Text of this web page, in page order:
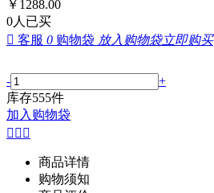
￥ 1288.00
0人已买
 客服 0 购物袋 放入购物袋立即购买
-
+
库存555件
加入购物袋
  
商品详情
购物须知